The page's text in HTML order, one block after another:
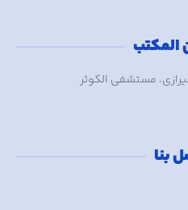
المکتب
مستشفی الکوثر
بنا